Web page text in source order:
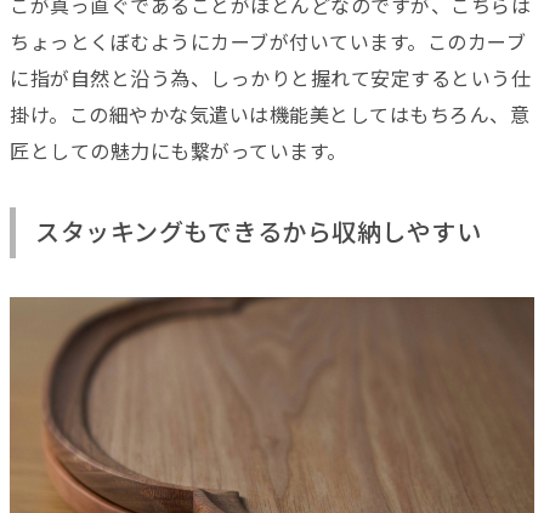
こが真っ直ぐであることがほとんどなのですが、こちらは
ちょっとくぼむようにカーブが付いています。このカーブ
に指が自然と沿う為、しっかりと握れて安定するという仕
掛け。この細やかな気遣いは機能美としてはもちろん、意
匠としての魅力にも繋がっています。
スタッキングもできるから収納しやすい